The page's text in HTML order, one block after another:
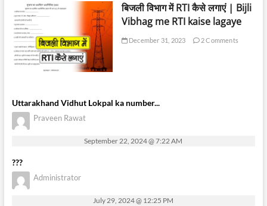
बिजली विभाग में RTI कैसे लगाएं | Bijli
Vibhag me RTI kaise lagaye
December 31, 2023 2 Comments
Uttarakhand Vidhut Lokpal ka number...
Praveen Rawat
September 22, 2024 @ 7:22 AM
???
Administrator
July 29, 2024 @ 12:25 PM